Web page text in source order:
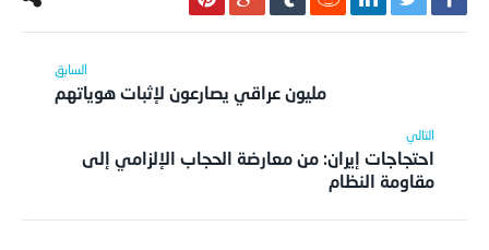
مليون عراقي يصارعون لإثبات هوياتهم
احتجاجات إيران: من معارضة الحجاب الإلزامي إلى
مقاومة النظام